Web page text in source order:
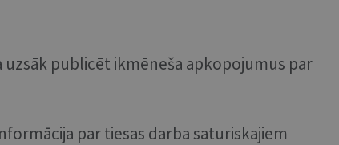
uzsāk publicēt ikmēneša apkopojumus par
par tiesas darba saturiskajiem